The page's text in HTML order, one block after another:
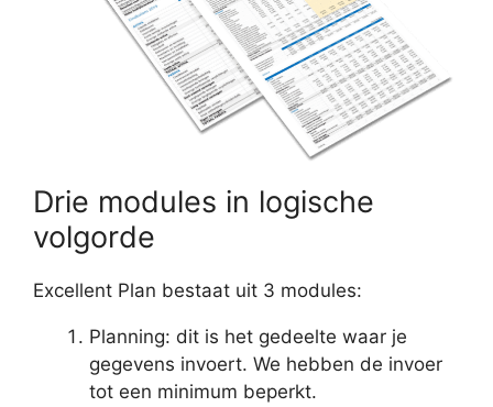
Drie modules in logische
volgorde
Excellent Plan bestaat uit 3 modules:
Planning: dit is het gedeelte waar je
gegevens invoert. We hebben de invoer
tot een minimum beperkt.